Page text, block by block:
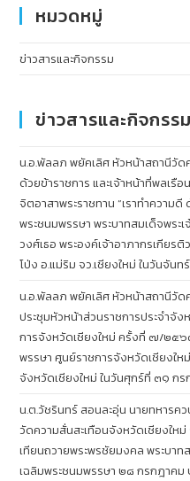
หมวดหมู่
ข่าวสารและกิจกรรม
ข่าวสารและกิจกรร
น.อ.พัลลภ พยัคเลิศ หัวหน้าสถานีวัด
ด้วยข้าราชการ และเจ้าหน้าที่พลเรื
จิตอาสาพระราชทาน “เราทำความดี
พระชนมพรรษา พระบาทสมเด็จพระ
วงศ์เธอ พระองค์เจ้าอาภากรเกีย
โป่ง อ.แม่ริม จว.เชียงใหม่ ในวันจั
น.อ.พัลลภ พยัคเลิศ หัวหน้าสถานีวัด
ประชุมหัวหน้าส่วนราชการประจำจั
การจังหวัดเชียงใหม่ ครั้งที่ ๗/๒๕
พรรษา ศูนย์ราชการจังหวัดเชียงให
จังหวัดเชียงใหม่ ในวันศุกร์ที่ ๓๑ ก
น.ต.วัชรินทร์ สอนละอุ่น นายทหาร
วัดความสั่นสะเทือนจังหวัดเชียงให
เทียนถวายพระพรชัยมงคล พระบาท
เฉลิมพระชนมพรรษา ๒๘ กรกฎาค